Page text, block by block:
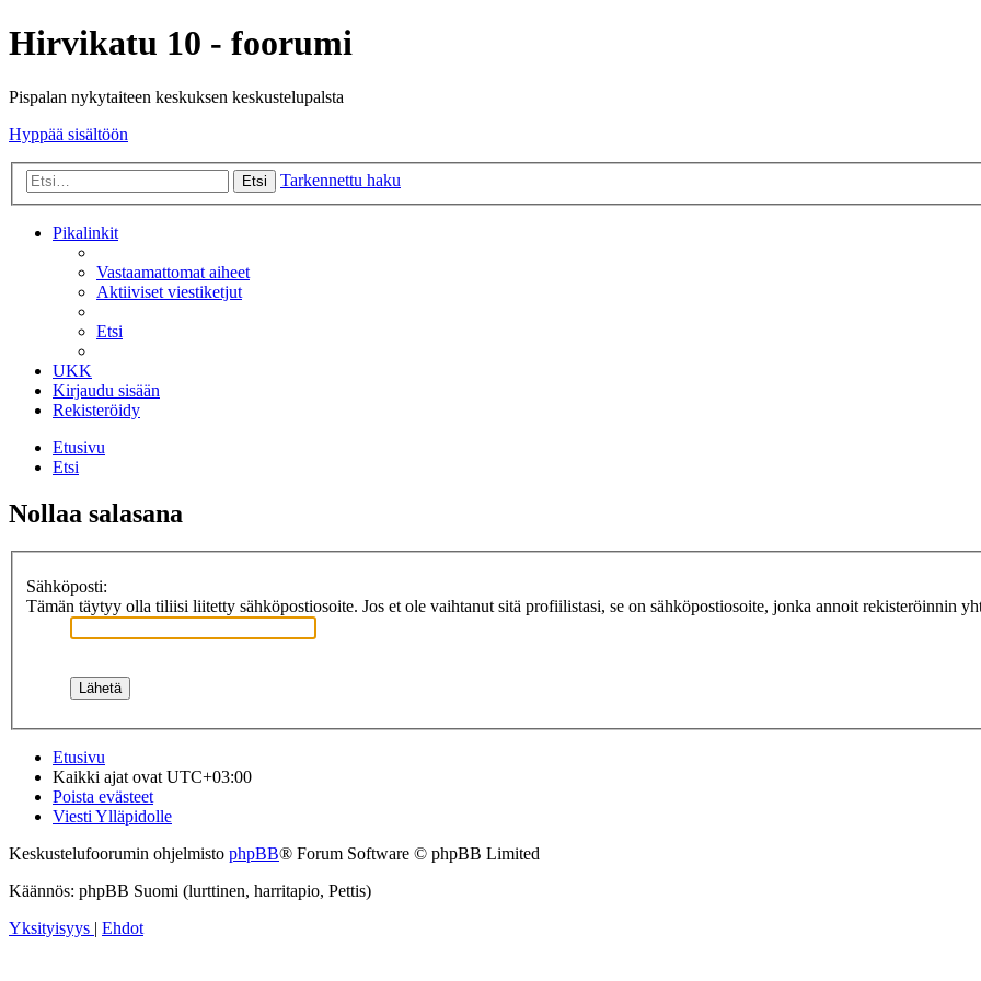
Hirvikatu 10 - foorumi
Pispalan nykytaiteen keskuksen keskustelupalsta
Hyppää sisältöön
Etsi Tarkennettu haku
Pikalinkit
Vastaamattomat aiheet
Aktiiviset viestiketjut
Etsi
UKK
Kirjaudu sisään
Rekisteröidy
Etusivu
Etsi
Nollaa salasana
Sähköposti:
Tämän täytyy olla tiliisi liitetty sähköpostiosoite. Jos et ole vaihtanut sitä profiilistasi, se on sähköpostiosoite, jonka annoit rekisteröinnin
Etusivu
Kaikki ajat ovat UTC+03:00
Poista evästeet
Viesti Ylläpidolle
Keskustelufoorumin ohjelmisto phpBB® Forum Software © phpBB Limited
Käännös: phpBB Suomi (lurttinen, harritapio, Pettis)
Yksityisyys | Ehdot